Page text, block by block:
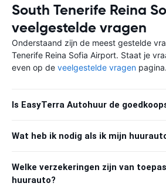
South Tenerife Reina
veelgestelde vragen
Onderstaand zijn de meest gestelde
Tenerife Reina Sofia Airport. Staat je
even op de veelgestelde vragen pagina.
Is EasyTerra Autohuur de
Wat heb ik nodig als ik mijn
Welke verzekeringen zijn van
huurauto?